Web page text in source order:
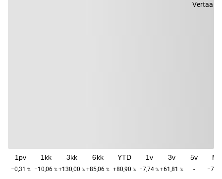
Vertaa
1pv
−0,31 %
1kk
−10,06 %
3kk
+130,00 %
6kk
+85,06 %
YTD
+80,90 %
1v
−7,74 %
3v
+61,81 %
5v
-